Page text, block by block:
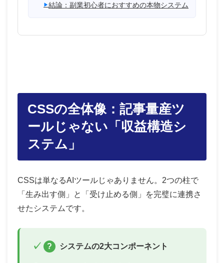
結論：副業初心者におすすめの本物システム
CSSの全体像：記事量産ツ
ールじゃない「収益構造シ
ステム」
CSSは単なるAIツールじゃありません。2つの柱で
「生み出す側」と「受け止める側」を完璧に連携さ
せたシステムです。
? システムの2大コンポーネント